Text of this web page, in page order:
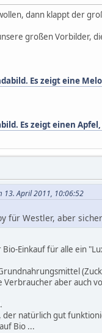
dann klappt der
großen Vorbilder,
Es zeigt eine
Es zeigt einen
13. April 2011, 10:06:52
für Westler, aber
Einkauf für alle ein
Verbraucher aber auch
der natürlich gut
Bio ...